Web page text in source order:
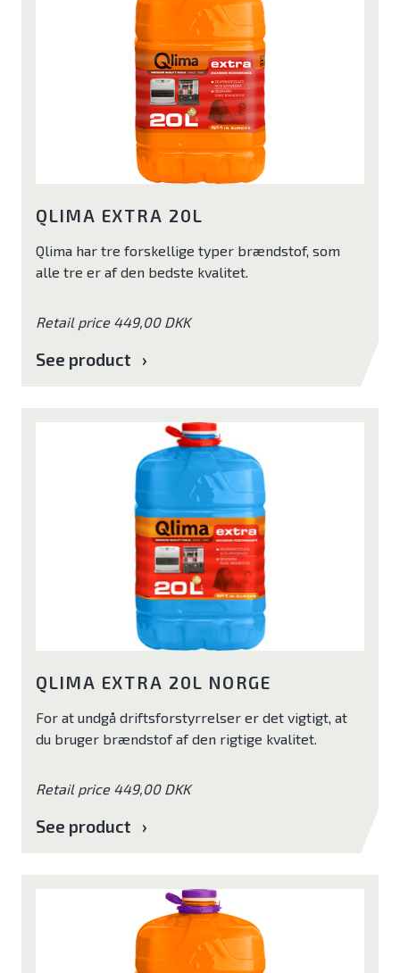
QLIMA EXTRA 20L
Qlima har tre forskellige typer brændstof, som
alle tre er af den bedste kvalitet.
Retail price 449,00 DKK
See product
QLIMA EXTRA 20L NORGE
For at undgå driftsforstyrrelser er det vigtigt, at
du bruger brændstof af den rigtige kvalitet.
Retail price 449,00 DKK
See product